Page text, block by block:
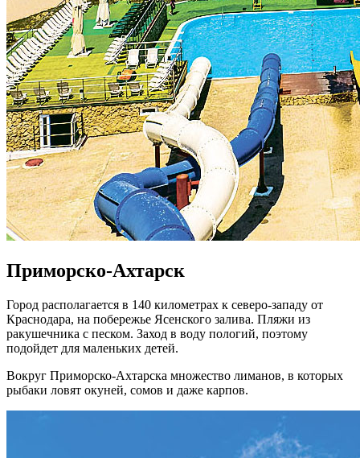
Приморско-Ахтарск
Город располагается в 140 километрах к северо-западу от
Краснодара, на побережье Ясенского залива. Пляжи из
ракушечника с песком. Заход в воду пологий, поэтому
подойдет для маленьких детей.
Вокруг Приморско-Ахтарска множество лиманов, в которых
рыбаки ловят окуней, сомов и даже карпов.